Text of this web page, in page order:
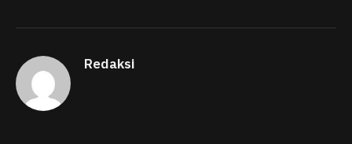
Redaksi